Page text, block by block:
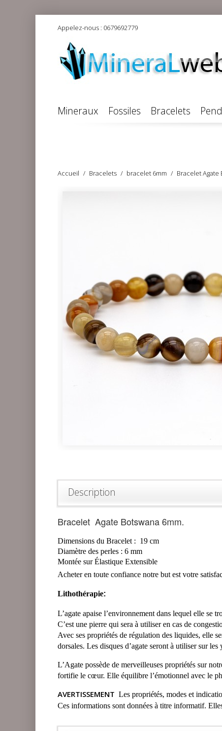
Appelez-nous : 0679692779
Mineraux Fossiles Bracelets
Accueil Bracelets bracelet 6mm Bracelet Agate
Description
Bracelet Agate Botswana 6mm.
Dimensions du Bracelet : 19 cm
Diamètre des perles : 6 mm
Montée sur Élastique Extensible
Acheter en toute confiance notre but est votre
Lithothérapie:
L’agate apaise l’environnement dans lequel elle se
C’est une pierre qui sera à utiliser en cas de
Avec ses propriétés de régulation des liquides, elle
dorsales. Les disques d’agate seront à utiliser sur
L’Agate possède de merveilleuses propriétés sur
fortifie le cœur. Elle équilibre l’émotionnel avec le
AVERTISSEMENT Les propriétés, modes et
Ces informations sont données à titre informatif.